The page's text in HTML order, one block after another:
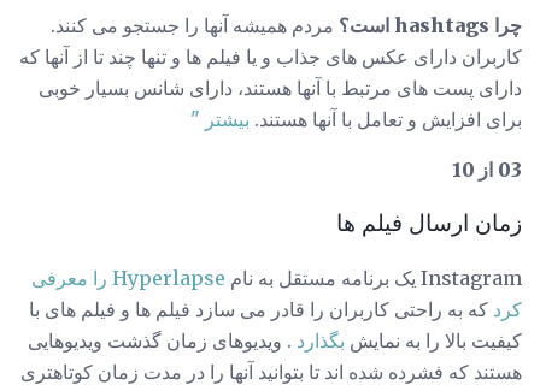
چرا hashtags است؟
مردم همیشه آنها را جستجو می کنند.
کاربران دارای عکس های جذاب و یا فیلم ها و تنها چند تا از آنها که
دارای پست های مرتبط با آنها هستند، دارای شانس بسیار خوبی
برای افزایش و تعامل با آنها هستند. بیشتر "
03 از 10
زمان ارسال فیلم ها
Instagram یک برنامه مستقل به نام
Hyperlapse را معرفی
کرد که به راحتی کاربران را قادر می سازد فیلم ها و فیلم های با
کیفیت بالا را به نمایش بگذارد . ویدیوهای زمان گذشت ویدیوهایی
هستند که فشرده شده اند تا بتوانید آنها را در مدت زمان کوتاهتری